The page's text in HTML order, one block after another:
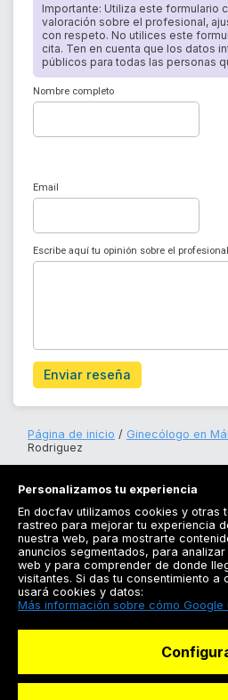
Importante: Utiliza este formulario
valoración sobre el profesional,
con respeto. No utilices este
cita. Ten en cuenta que los datos
públicos para todas las personas
Nombre completo
Email
Escribe aquí tu opinión sobre el
Enviar reseña
Página de inicio Ginecólogo en
Rodriguez
Docfav
Especialistas
Personalizamos tu experiencia
En docfav utilizamos cookies y otras
rastreo para mejorar tu experiencia
nuestra web, para mostrarte
anuncios segmentados, para
web y para comprender de donde
visitantes. Si das tu consentimiento a
usará cookies y datos:
Más información sobre cómo Google